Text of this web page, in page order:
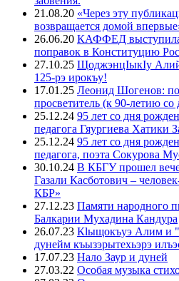
21.08.20 «Через эту
возвращается домой
26.06.20 КАФФЕД выступила
поправок в Конституцию
27.10.25 ЩоджэнцIыкIу Алий
125-рэ ирокъу!
17.01.25 Леонид Шогенов:
просветитель (к 90-летию
25.12.24 95 лет со дня
педагога Гяургиева Хатики
25.12.24 95 лет со дня
педагога, поэта Сокурова
30.10.24 В КБГУ прошел
Газали Касботович –
КБР»
27.12.23 Памяти народного
Балкарии Мухадина Кандура
26.07.23 Кlыщокъуэ Алим и
дунейм къызэрытехьэрэ
17.07.23 Нало Заур и дуней
27.03.22 Особая музыка